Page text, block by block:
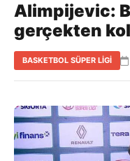
Alimpijevic:
gerçekten
BASKETBOL SÜPER LİGİ